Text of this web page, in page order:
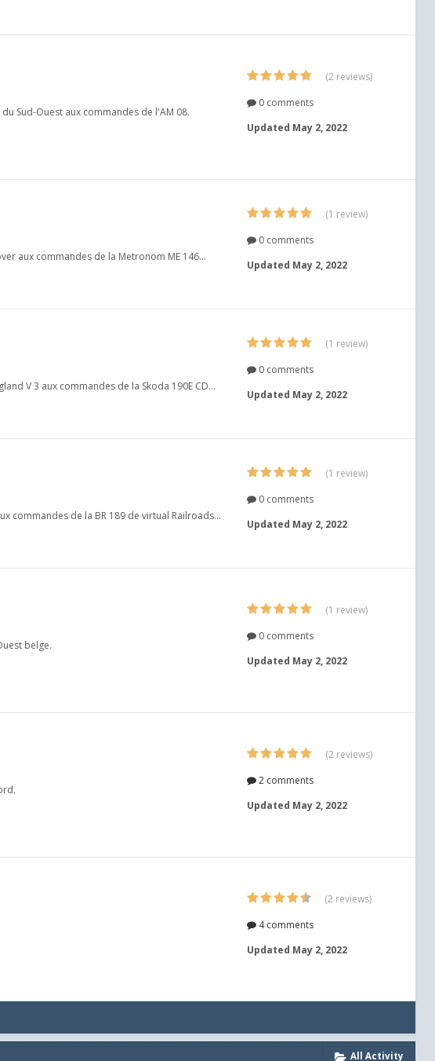
Sud-Ouest aux commandes de l'AM 08.
(2 reviews)
0 comments
Updated May 2, 2022
aux commandes de la Metronom ME 146...
(1 review)
0 comments
Updated May 2, 2022
V 3 aux commandes de la Skoda 190E CD...
(1 review)
0 comments
Updated May 2, 2022
commandes de la BR 189 de virtual Railroads...
(1 review)
0 comments
Updated May 2, 2022
belge.
(1 review)
0 comments
Updated May 2, 2022
(2 reviews)
2 comments
Updated May 2, 2022
(2 reviews)
4 comments
Updated May 2, 2022
All Activity